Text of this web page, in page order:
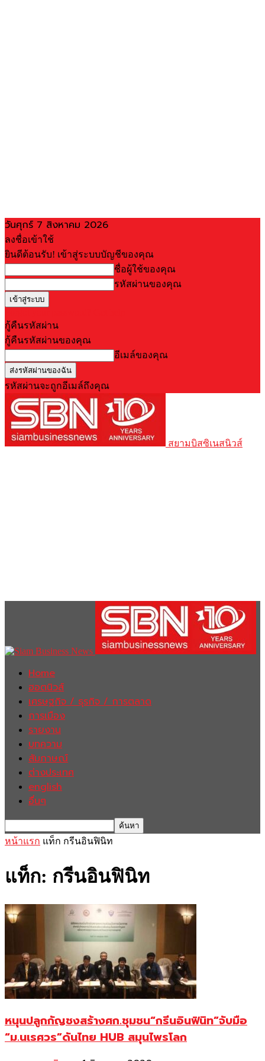
วันศุกร์ 7 สิงหาคม 2026
ลงชื่อเข้าใช้
ยินดีต้อนรับ! เข้าสู่ระบบบัญชีของคุณ
ชื่อผู้ใช้ของคุณ
รหัสผ่านของคุณ
กู้คืนรหัสผ่าน
กู้คืนรหัสผ่านของคุณ
อีเมล์ของคุณ
รหัสผ่านจะถูกอีเมล์ถึงคุณ
สยามบิสซิเนสนิวส์
Home
ฮอตนิวส์
เศรษฐกิจ / ธุรกิจ / การตลาด
การเมือง
รายงาน
บทความ
สัมภาษณ์
ต่างประเทศ
english
อื่นๆ
หน้าแรก แท็ก กรีนอินฟินิท
แท็ก: กรีนอินฟินิท
หนุนปลูกกัญชงสร้างศก.ชุมชน“กรีนอินฟินิท”จับมือ
“ม.นเรศวร”ดันไทย HUB สมุนไพรโลก